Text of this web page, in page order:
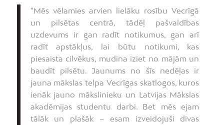
“Mēs vēlamies arvien lielāku rosību Vecrīgā
un pilsētas centrā, tādēļ pašvaldības
uzdevums ir gan radīt notikumus, gan arī
radīt apstākļus, lai būtu notikumi, kas
piesaista cilvēkus, mudina iziet no mājām un
baudīt pilsētu. Jaunums no šīs nedēļas ir
jauna mākslas telpa Vecrīgas skatlogos, kuros
ienāk jauno mākslinieku un Latvijas Mākslas
akadēmijas studentu darbi. Bet mēs ejam
tālāk un plašāk – esam izveidojuši divas